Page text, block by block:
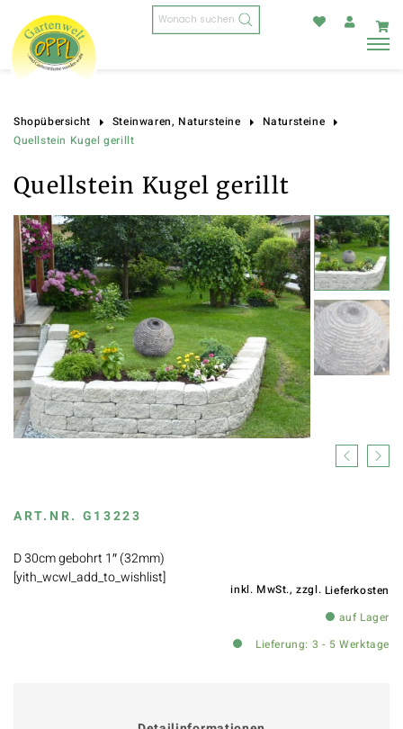
Products
search
Shopübersicht Steinwaren, Natursteine
Natursteine
Quellstein Kugel gerillt
Quellstein Kugel gerillt
Previous
Next
ART.NR. G13223
D 30cm gebohrt 1″ (32mm)
[yith_wcwl_add_to_wishlist]
inkl. MwSt., zzgl. Lieferkosten
auf Lager
Lieferung: 3 - 5 Werktage